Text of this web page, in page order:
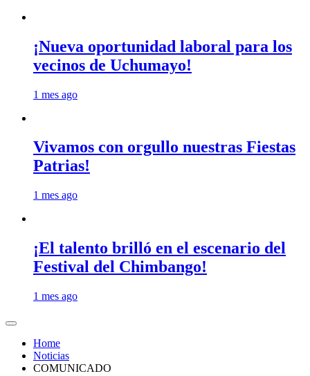
¡Nueva oportunidad laboral para los
vecinos de Uchumayo!
1 mes ago
Vivamos con orgullo nuestras Fiestas
Patrias!
1 mes ago
¡El talento brilló en el escenario del
Festival del Chimbango!
1 mes ago
Home
Noticias
COMUNICADO